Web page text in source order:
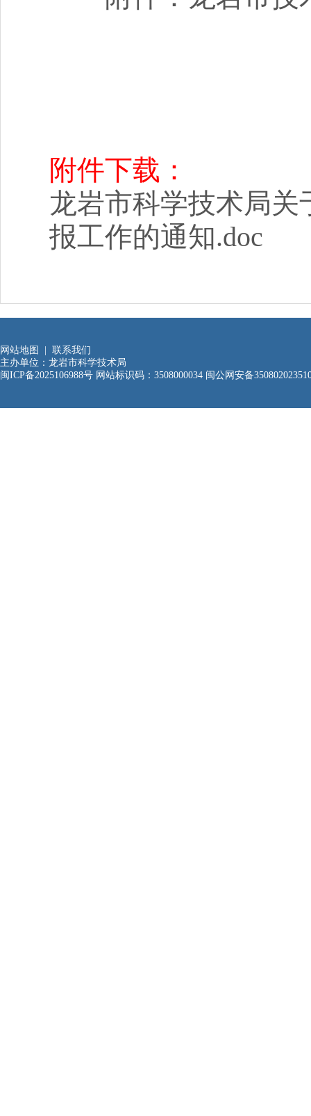
附件下载：
龙岩市科学技术局关
报工作的通知.doc
网站地图
联系我们
主办单位：龙岩市科学技术局
闽ICP备2025106988号 网站标识码：3508000034 闽公网安备